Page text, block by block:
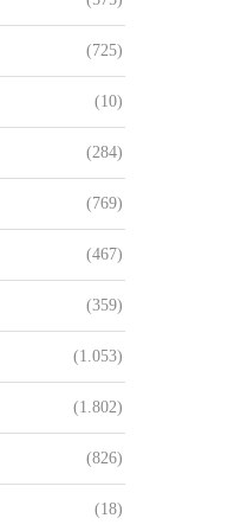
(725)
(10)
(284)
(769)
(467)
(359)
(1.053)
(1.802)
(826)
(18)